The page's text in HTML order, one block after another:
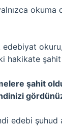
okuma
edebiyat
hakikate şahit
şahit
edebi şuhud